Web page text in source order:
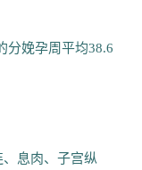
分娩孕周平均38.6
息肉、子宫纵